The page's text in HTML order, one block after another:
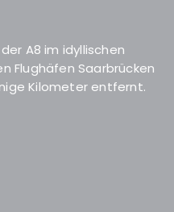
A8 im idyllischen
Flughäfen Saarbrücken
Kilometer entfernt.